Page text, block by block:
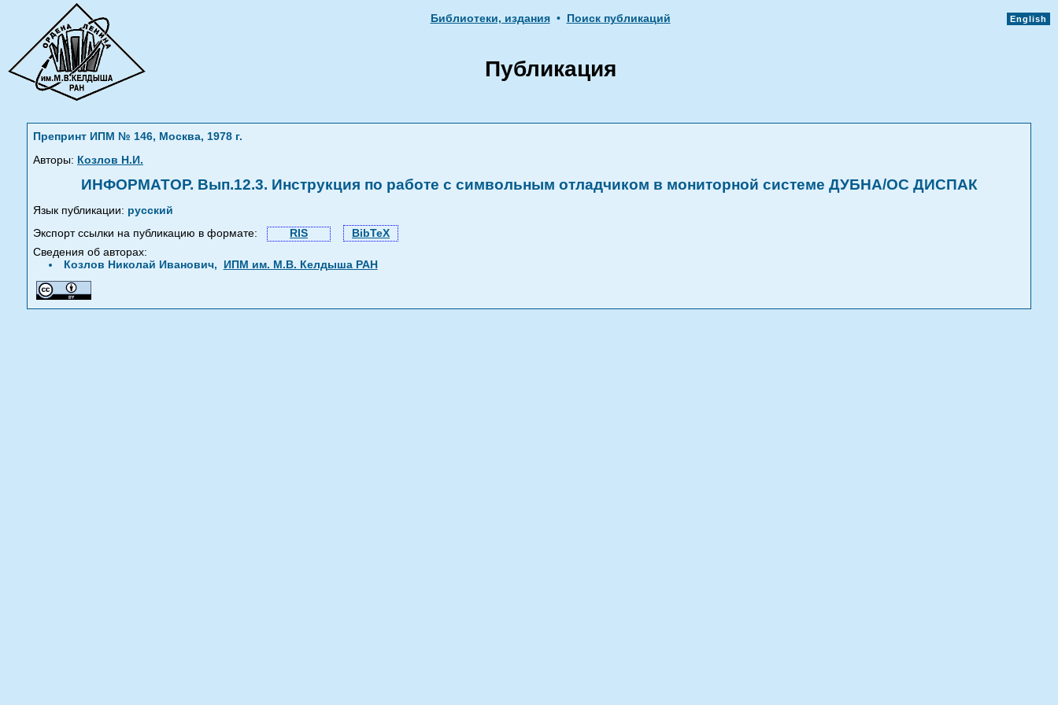
Библиотеки, издания • Поиск публикаций English
Публикация
Препринт ИПМ № 146, Москва, 1978 г.
Авторы: Козлов Н.И.
ИНФОРМАТОР. Вып.12.3. Инструкция по работе с символьным отладчиком в мониторной системе ДУБНА/ОС ДИСПАК
Язык публикации: русский
Экспорт ссылки на публикацию в формате:
RIS
BibTeX
Сведения об авторах:
Козлов Николай Иванович,
ИПМ им. М.В. Келдыша РАН